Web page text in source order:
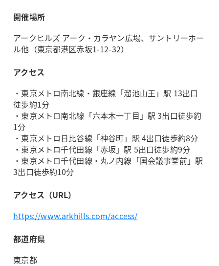
開催場所
アークヒルズ アーク・カラヤン広場、サントリーホー
ル他（東京都港区赤坂1-12-32）
アクセス
・東京メトロ南北線・銀座線「溜池山王」駅 13出口
徒歩約1分
・東京メトロ南北線「六本木一丁目」駅 3出口徒歩約
1分
・東京メトロ日比谷線「神谷町」駅 4出口徒歩約8分
・東京メトロ千代田線「赤坂」駅 5出口徒歩約9分
・東京メトロ千代田線・丸ノ内線「国会議事堂前」駅
3出口徒歩約10分
アクセス（URL）
https://www.arkhills.com/access/
都道府県
東京都